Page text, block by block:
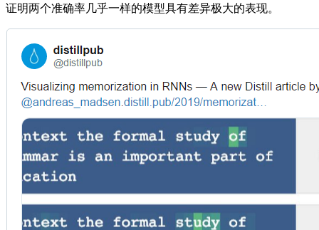
证明两个准确率几乎一样的模型具有差异极大的表现。